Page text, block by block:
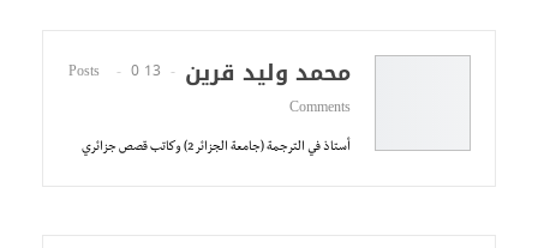
محمد وليد قرين 13 Posts
0
Comments
أستاذ في الترجمة (جامعة الجزائر 2) وكاتب قصص جزائري